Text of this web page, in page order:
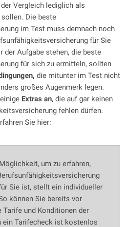
Vergleich lediglich als
Die beste
im Test muss demnach noch
für Sie
der Aufgabe stehen, die beste
für sich zu ermitteln, sollten
die mitunter im Test nicht
großes Augenmerk legen.
Extras an, die auf gar keinen
fehlen dürfen.
Sie hier:
um zu erfahren,
Sie ist, stellt ein individueller
können Sie bereits vor
und Konditionen der
ein Tarifecheck ist kostenlos